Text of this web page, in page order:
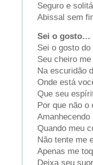
Seguro e
Abissal sem
Sei o gosto…
Sei o gosto
Seu cheiro me
Na escuridão
Onde está
Que seu
Por que não o
Amanhecendo
Quando meu
Não tente me
Apenas me
Deixa seu